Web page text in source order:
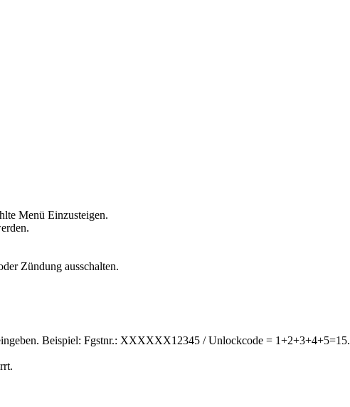
Menü Einzusteigen.
Zündung ausschalten.
Beispiel: Fgstnr.: XXXXXX12345 / Unlockcode = 1+2+3+4+5=15.